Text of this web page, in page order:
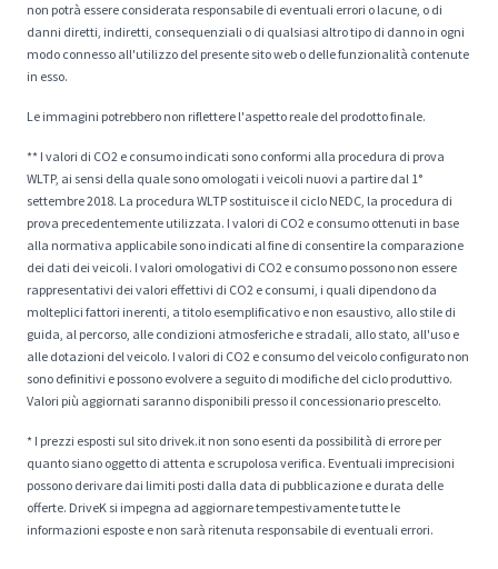
non potrà essere considerata responsabile di eventuali errori o lacune, o di
danni diretti, indiretti, consequenziali o di qualsiasi altro tipo di danno in ogni
modo connesso all'utilizzo del presente sito web o delle funzionalità contenute
in esso.
Le immagini potrebbero non riflettere l'aspetto reale del prodotto finale.
** I valori di CO2 e consumo indicati sono conformi alla procedura di prova
WLTP, ai sensi della quale sono omologati i veicoli nuovi a partire dal 1°
settembre 2018. La procedura WLTP sostituisce il ciclo NEDC, la procedura di
prova precedentemente utilizzata. I valori di CO2 e consumo ottenuti in base
alla normativa applicabile sono indicati al fine di consentire la comparazione
dei dati dei veicoli. I valori omologativi di CO2 e consumo possono non essere
rappresentativi dei valori effettivi di CO2 e consumi, i quali dipendono da
molteplici fattori inerenti, a titolo esemplificativo e non esaustivo, allo stile di
guida, al percorso, alle condizioni atmosferiche e stradali, allo stato, all'uso e
alle dotazioni del veicolo. I valori di CO2 e consumo del veicolo configurato non
sono definitivi e possono evolvere a seguito di modifiche del ciclo produttivo.
Valori più aggiornati saranno disponibili presso il concessionario prescelto.
* I prezzi esposti sul sito drivek.it non sono esenti da possibilità di errore per
quanto siano oggetto di attenta e scrupolosa verifica. Eventuali imprecisioni
possono derivare dai limiti posti dalla data di pubblicazione e durata delle
offerte. DriveK si impegna ad aggiornare tempestivamente tutte le
informazioni esposte e non sarà ritenuta responsabile di eventuali errori.